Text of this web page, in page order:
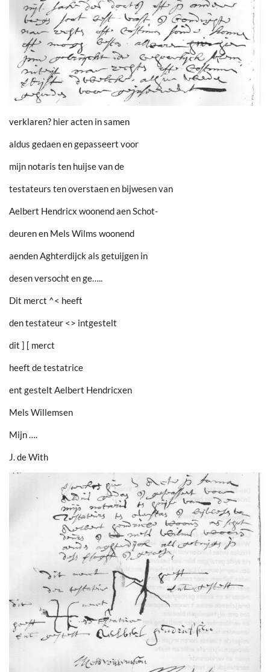
verklaren? hier acten in samen
aldus gedaen en gepasseert voor
mijn notaris ten huijse van de
testateurs ten overstaen en bijwesen van
Aelbert Hendricx woonend aen Schot-
deuren en Mels Wilms woonend
aenden Aghterdijck als getuijgen in
desen versocht en ge…..
Dit merct ^< heeft
den testateur <> intgestelt
dit ] [ merct
heeft de testatrice
ent gestelt Aelbert Hendricxen
Mels Willemsen
Mijn ….
J. de With